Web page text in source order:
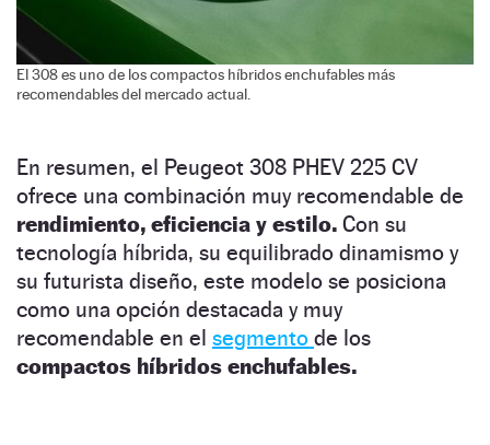
El 308 es uno de los compactos híbridos enchufables más
recomendables del mercado actual.
En resumen, el Peugeot 308 PHEV 225 CV
ofrece una combinación muy recomendable de
rendimiento, eficiencia y estilo. Con su
tecnología híbrida, su equilibrado dinamismo y
su futurista diseño, este modelo se posiciona
como una opción destacada y muy
recomendable en el segmento de los
compactos híbridos enchufables.